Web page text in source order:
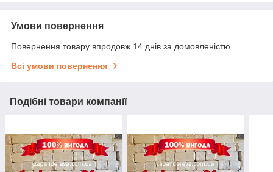
Умови повернення
Повернення товару впродовж 14 днів за домовленістю
Всі умови повернення
Подібні товари компанії